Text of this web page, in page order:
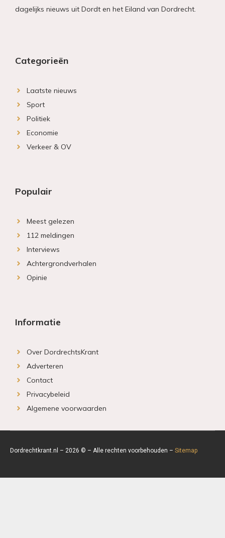
dagelijks nieuws uit Dordt en het Eiland van Dordrecht.
Categorieën
Laatste nieuws
Sport
Politiek
Economie
Verkeer & OV
Populair
Meest gelezen
112 meldingen
Interviews
Achtergrondverhalen
Opinie
Informatie
Over DordrechtsKrant
Adverteren
Contact
Privacybeleid
Algemene voorwaarden
Dordrechtkrant.nl – 2026 © – Alle rechten voorbehouden – Sitemap